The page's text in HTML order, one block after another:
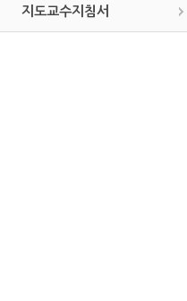
지도교수지침서